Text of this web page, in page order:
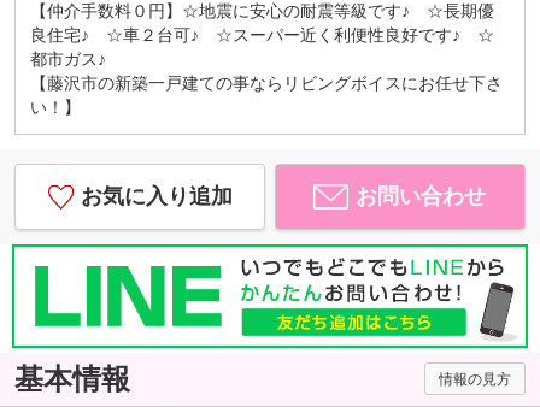
【仲介手数料０円】☆地震に安心の耐震等級です♪ ☆長期優
良住宅♪ ☆車２台可♪ ☆スーパー近く利便性良好です♪ ☆
都市ガス♪
【藤沢市の新築一戸建ての事ならリビングボイスにお任せ下さ
い！】
お気に入り追加 お問い合わせ
基本情報 情報の見方